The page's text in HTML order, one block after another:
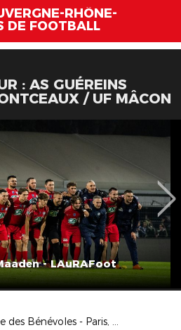
RHÔNE-
DE FOOTBALL
: AS GUÉREINS
/ UF MÂCON
- LAuRAFoot
Journée des Bénévoles - Paris, le 24 mai 2025